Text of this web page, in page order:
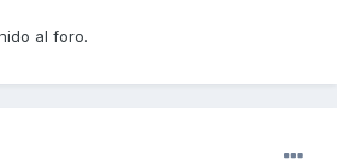
al foro.